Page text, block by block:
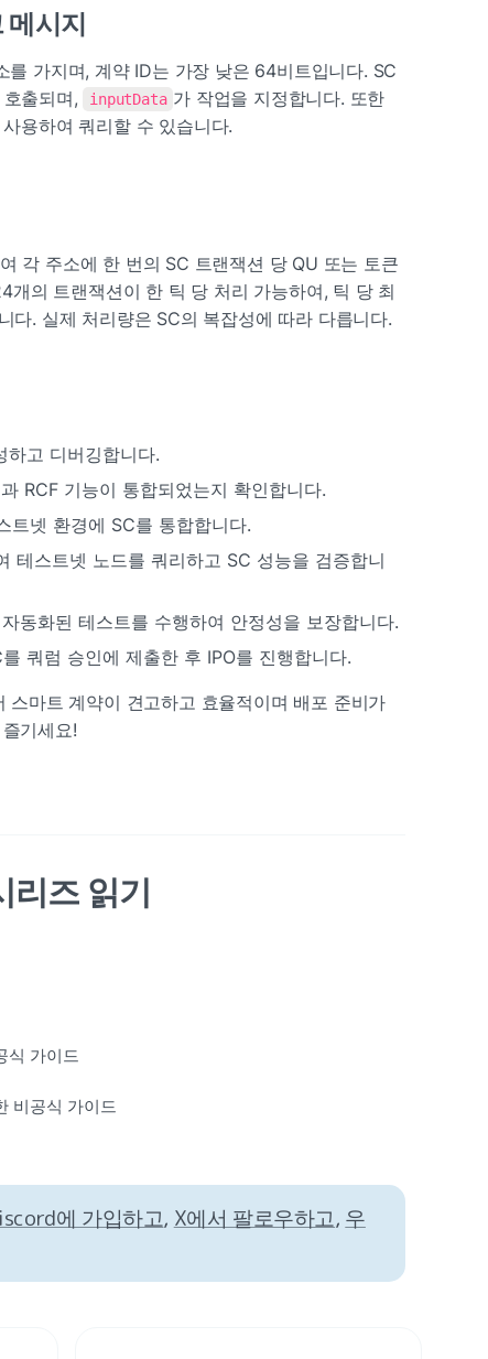
메시지
가지며, 계약 ID는 가장 낮은 64비트입니다. SC
출되며,
inputData 가 작업을 지정합니다. 또한
용하여 쿼리할 수 있습니다.
각 주소에 한 번의 SC 트랜잭션 당 QU 또는 토큰
개의 트랜잭션이 한 틱 당 처리 가능하여, 틱 당 최
다. 실제 처리량은 SC의 복잡성에 따라 다릅니다.
하고 디버깅합니다.
RCF 기능이 통합되었는지 확인합니다.
트넷 환경에 SC를 통합합니다.
테스트넷 노드를 쿼리하고 SC 성능을 검증합니
동화된 테스트를 수행하여 안정성을 보장합니다.
쿼럼 승인에 제출한 후 IPO를 진행합니다.
마트 계약이 견고하고 효율적이며 배포 준비가
기세요!
리즈 읽기
식 가이드
비공식 가이드
에 가입하고, X에서 팔로우하고, 우